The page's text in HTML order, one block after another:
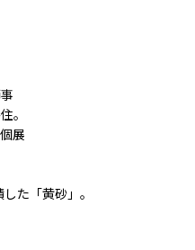
師事
移住。
展
た「黄砂」。